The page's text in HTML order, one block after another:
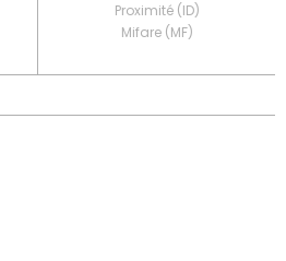
Proximité (ID)
Mifare (MF)